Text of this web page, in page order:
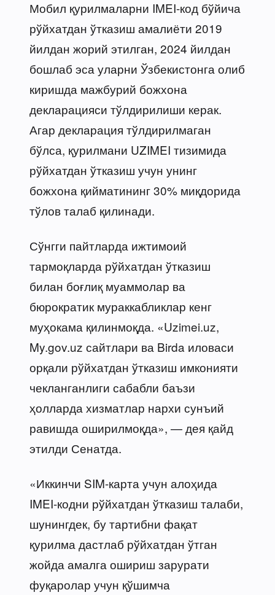
Мобил қурилмаларни IMEI-код бўйича
рўйхатдан ўтказиш амалиёти 2019
йилдан жорий этилган, 2024 йилдан
бошлаб эса уларни Ўзбекистонга олиб
киришда мажбурий божхона
декларацияси тўлдирилиши керак.
Агар декларация тўлдирилмаган
бўлса, қурилмани UZIMEI тизимида
рўйхатдан ўтказиш учун унинг
божхона қийматининг 30% миқдорида
тўлов талаб қилинади.
Сўнгги пайтларда ижтимоий
тармоқларда рўйхатдан ўтказиш
билан боғлиқ муаммолар ва
бюрократик мураккабликлар кенг
муҳокама қилинмоқда. «Uzimei.uz,
My.gov.uz сайтлари ва Birda иловаси
орқали рўйхатдан ўтказиш имконияти
чекланганлиги сабабли баъзи
ҳолларда хизматлар нархи сунъий
равишда оширилмоқда», — дея қайд
этилди Сенатда.
«Иккинчи SIM-карта учун алоҳида
IMEI-кодни рўйхатдан ўтказиш талаби,
шунингдек, бу тартибни фақат
қурилма дастлаб рўйхатдан ўтган
жойда амалга ошириш зарурати
фуқаролар учун қўшимча